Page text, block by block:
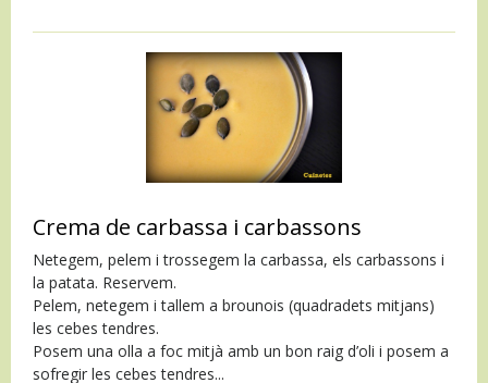
Crema de carbassa i carbassons
Netegem, pelem i trossegem la carbassa, els carbassons i
la patata. Reservem.
Pelem, netegem i tallem a brounois (quadradets mitjans)
les cebes tendres.
Posem una olla a foc mitjà amb un bon raig d’oli i posem a
sofregir les cebes tendres...